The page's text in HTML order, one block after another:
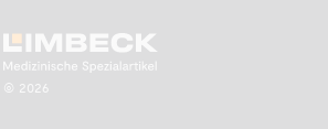
Zum Anfang scrollen.
© 2026